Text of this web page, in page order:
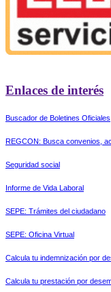
Enlaces de interés
Buscador de Boletines Oficiales
REGCON: Busca convenios,
Seguridad social
Informe de Vida Laboral
SEPE: Trámites del ciudadano
SEPE: Oficina Virtual
Calcula tu indemnización por
Calcula tu prestación por